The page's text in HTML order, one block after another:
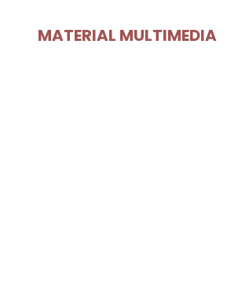
MATERIAL MULTIMEDIA